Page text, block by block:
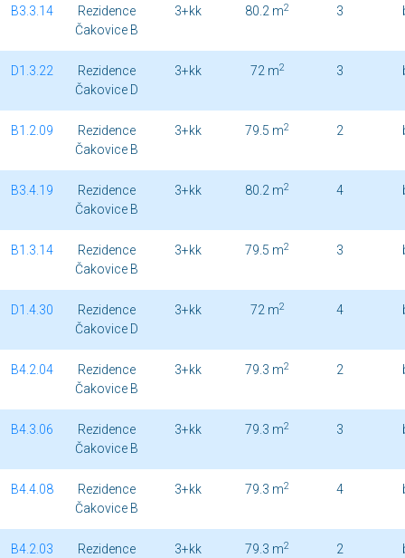
B3.3.14
Rezidence
Čakovice B
3+kk 80.2 m2 3
D1.3.22
Rezidence
Čakovice D
3+kk 72 m2 3
B1.2.09
Rezidence
Čakovice B
3+kk 79.5 m2 2
B3.4.19
Rezidence
Čakovice B
3+kk 80.2 m2 4
B1.3.14
Rezidence
Čakovice B
3+kk 79.5 m2 3
D1.4.30
Rezidence
Čakovice D
3+kk 72 m2 4
B4.2.04
Rezidence
Čakovice B
3+kk 79.3 m2 2
B4.3.06
Rezidence
Čakovice B
3+kk 79.3 m2 3
B4.4.08
Rezidence
Čakovice B
3+kk 79.3 m2 4
B4.2.03 Rezidence 3+kk 79.3 m2 2